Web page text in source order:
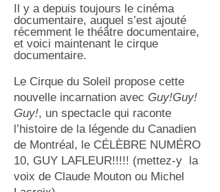
Il y a depuis toujours le cinéma
documentaire, auquel s’est ajouté
récemment le théâtre documentaire,
et voici maintenant le cirque
documentaire.
Le Cirque du Soleil propose cette
nouvelle incarnation avec Guy!Guy!
Guy!, un spectacle qui raconte
l’histoire de la légende du Canadien
de Montréal, le CÉLÈBRE NUMÉRO
10, GUY LAFLEUR!!!!! (mettez-y la
voix de Claude Mouton ou Michel